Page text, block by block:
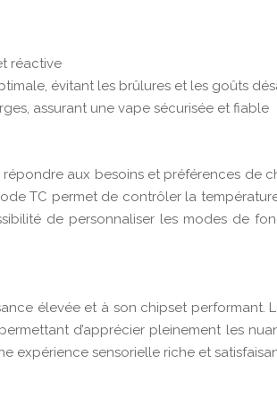
réactive
évitant les brûlures et les goûts
assurant une vape sécurisée et fiable
aux besoins et préférences de
TC permet de contrôler la
de personnaliser les modes de
élevée et à son chipset
d’apprécier pleinement les
expérience sensorielle riche et